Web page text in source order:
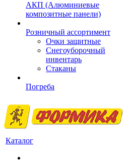
АКП (Алюминиевые
композитные панели)
Розничный ассортимент
Очки защитные
Снегоуборочный
инвентарь
Стаканы
Погреба
Каталог